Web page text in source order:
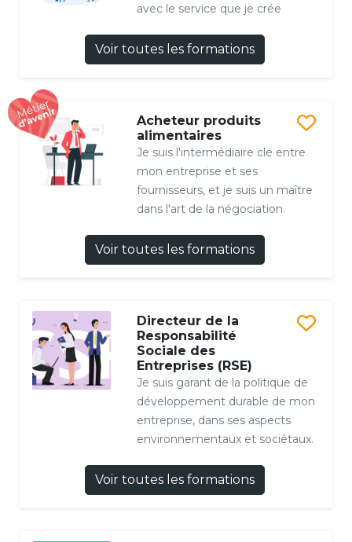
avec le service que je crée
Voir toutes les formations
Acheteur produits
alimentaires
Je suis l'intermédiaire clé entre
mon entreprise et ses
fournisseurs, et je suis un maître
dans l'art de la négociation.
Voir toutes les formations
Directeur de la
Responsabilité
Sociale des
Entreprises (RSE)
Je suis garant de la politique de
développement durable de mon
entreprise, dans ses aspects
environnementaux et sociétaux.
Voir toutes les formations